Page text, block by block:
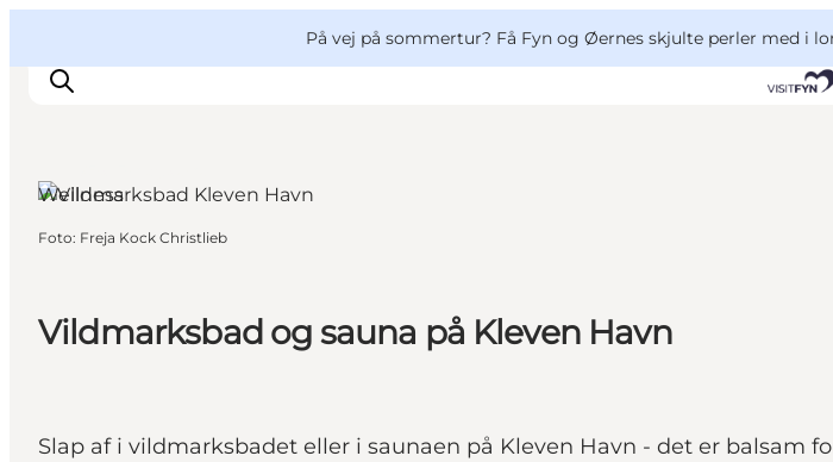
På vej på sommertur? Få Fyn og Øernes skjulte perler med i
Mad og drikke
Vildmarksbad og sauna på Kleven Havn
Slap af i vildmarksbadet eller i saunaen på Kleven Havn - det er balsam
Wellness
Foto: Freja Kock Christlieb